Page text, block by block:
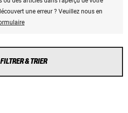
une erreur ? Veuillez nous en
FILTRER & TRIER